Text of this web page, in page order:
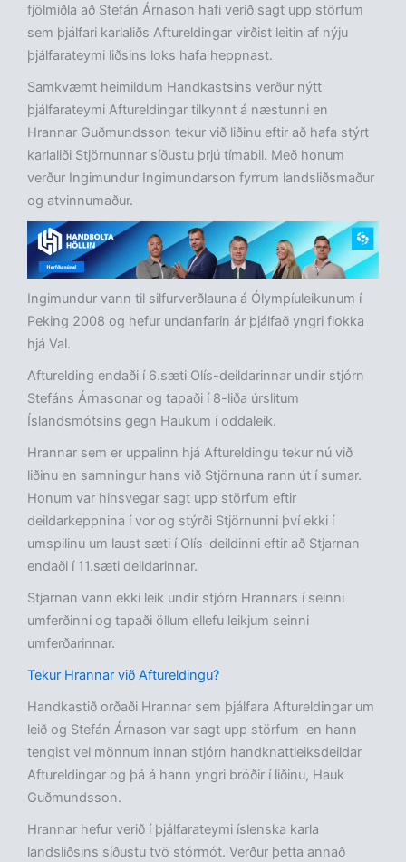
fjölmiðla að Stefán Árnason hafi verið sagt upp störfum
sem þjálfari karlaliðs Aftureldingar virðist leitin af nýju
þjálfarateymi liðsins loks hafa heppnast.
Samkvæmt heimildum Handkastsins verður nýtt
þjálfarateymi Aftureldingar tilkynnt á næstunni en
Hrannar Guðmundsson tekur við liðinu eftir að hafa stýrt
karlaliði Stjörnunnar síðustu þrjú tímabil. Með honum
verður Ingimundur Ingimundarson fyrrum landsliðsmaður
og atvinnumaður.
Ingimundur vann til silfurverðlauna á Ólympíuleikunum í
Peking 2008 og hefur undanfarin ár þjálfað yngri flokka
hjá Val.
Afturelding endaði í 6.sæti Olís-deildarinnar undir stjórn
Stefáns Árnasonar og tapaði í 8-liða úrslitum
Íslandsmótsins gegn Haukum í oddaleik.
Hrannar sem er uppalinn hjá Aftureldingu tekur nú við
liðinu en samningur hans við Stjörnuna rann út í sumar.
Honum var hinsvegar sagt upp störfum eftir
deildarkeppnina í vor og stýrði Stjörnunni því ekki í
umspilinu um laust sæti í Olís-deildinni eftir að Stjarnan
endaði í 11.sæti deildarinnar.
Stjarnan vann ekki leik undir stjórn Hrannars í seinni
umferðinni og tapaði öllum ellefu leikjum seinni
umferðarinnar.
Tekur Hrannar við Aftureldingu?
Handkastið orðaði Hrannar sem þjálfara Aftureldingar um
leið og Stefán Árnason var sagt upp störfum en hann
tengist vel mönnum innan stjórn handknattleiksdeildar
Aftureldingar og þá á hann yngri bróðir í liðinu, Hauk
Guðmundsson.
Hrannar hefur verið í þjálfarateymi íslenska karla
landsliðsins síðustu tvö stórmót. Verður þetta annað